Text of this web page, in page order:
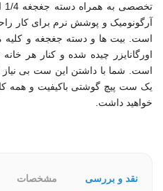
آرگونومیک و پوشش نرم برای کار
است. بیت ها و دسته جغجغه و کلیه
اورگانایزر چیده شده و کنار هر
است. شما با داشتن این ست بی نیاز
یک ست پیچ گوشتی باکیفیت و همه
خواهید داشت.
نقد و بررسی مشخصات